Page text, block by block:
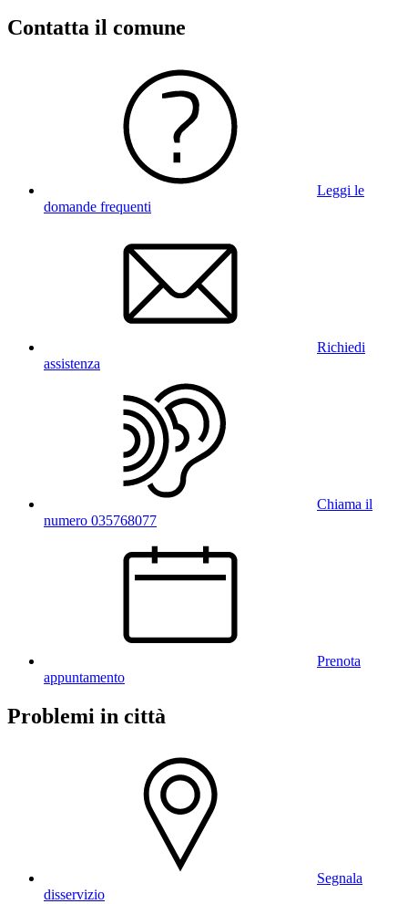
Contatta il comune
Leggi le
domande frequenti
Richiedi
assistenza
Chiama il
numero 035768077
Prenota
appuntamento
Problemi in città
Segnala
disservizio